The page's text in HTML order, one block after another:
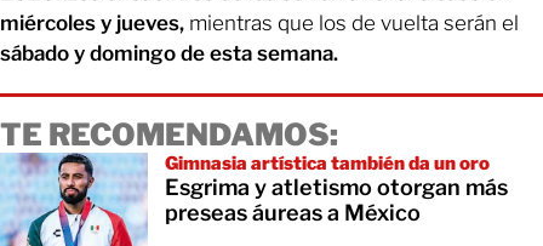
miércoles y jueves, mientras que los de vuelta serán el
sábado y domingo de esta semana.
TE RECOMENDAMOS:
Gimnasia artística también da un oro
Esgrima y atletismo otorgan más
preseas áureas a México